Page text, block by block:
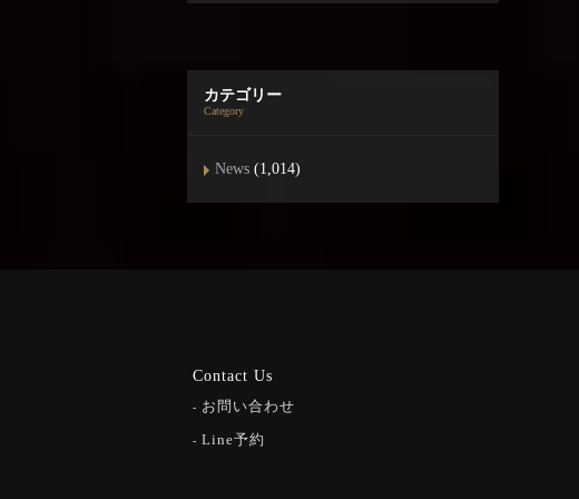
カテゴリー
Category
News (1,014)
Contact Us
お問い合わせ
Line予約